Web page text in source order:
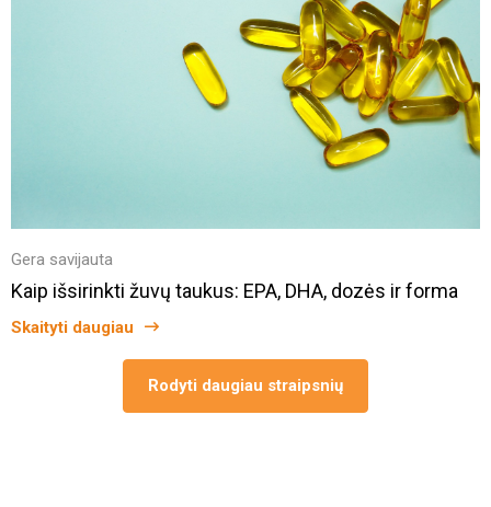
Gera savijauta
Kaip išsirinkti žuvų taukus: EPA, DHA, dozės ir forma
Skaityti daugiau
Rodyti daugiau straipsnių